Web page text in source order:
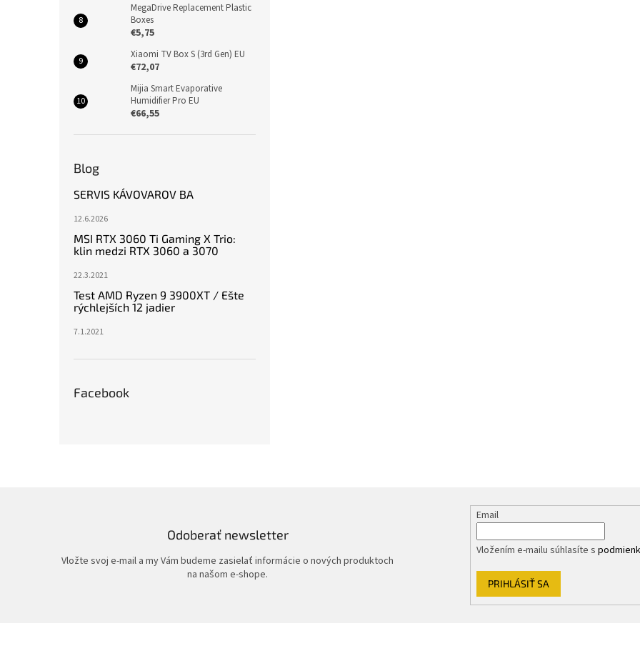
MegaDrive Replacement Plastic
Boxes
€5,75
Xiaomi TV Box S (3rd Gen) EU
€72,07
Mijia Smart Evaporative
Humidifier Pro EU
€66,55
Blog
SERVIS KÁVOVAROV BA
12.6.2026
MSI RTX 3060 Ti Gaming X Trio:
klin medzi RTX 3060 a 3070
22.3.2021
Test AMD Ryzen 9 3900XT / Ešte
rýchlejších 12 jadier
7.1.2021
Facebook
Odoberať newsletter
Vložte svoj e-mail a my Vám budeme zasielať informácie o nových produktoch
na našom e-shope.
Email
Vložením e-mailu súhlasíte s
PRIHLÁSIŤ SA